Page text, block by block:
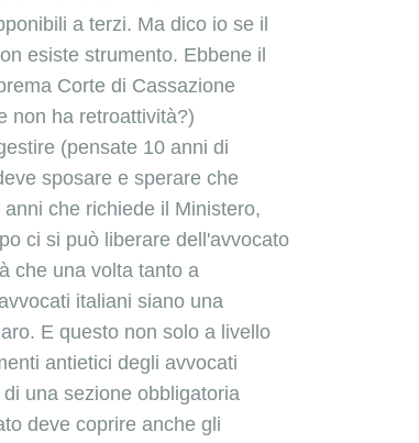
a terzi. Ma dico io se il
esiste strumento. Ebbene il
Corte di Cassazione
non ha retroattività?)
(pensate 10 anni di
sposare e sperare che
che richiede il Ministero,
ci si può liberare dell'avvocato
che una volta tanto a
italiani siano una
E questo non solo a livello
antietici degli avvocati
una sezione obbligatoria
deve coprire anche gli